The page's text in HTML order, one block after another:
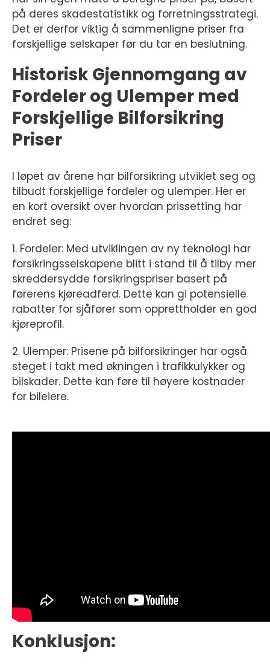
på deres skadestatistikk og forretningsstrategi.
Det er derfor viktig å sammenligne priser fra
forskjellige selskaper før du tar en beslutning.
Historisk Gjennomgang av
Fordeler og Ulemper med
Forskjellige Bilforsikring
Priser
I løpet av årene har bilforsikring utviklet seg og
tilbudt forskjellige fordeler og ulemper. Her er
en kort oversikt over hvordan prissetting har
endret seg:
1. Fordeler: Med utviklingen av ny teknologi har
forsikringsselskapene blitt i stand til å tilby mer
skreddersydde forsikringspriser basert på
førerens kjøreadferd. Dette kan gi potensielle
rabatter for sjåfører som opprettholder en god
kjøreprofil.
2. Ulemper: Prisene på bilforsikringer har også
steget i takt med økningen i trafikkulykker og
bilskader. Dette kan føre til høyere kostnader
for bileiere.
Konklusjon: